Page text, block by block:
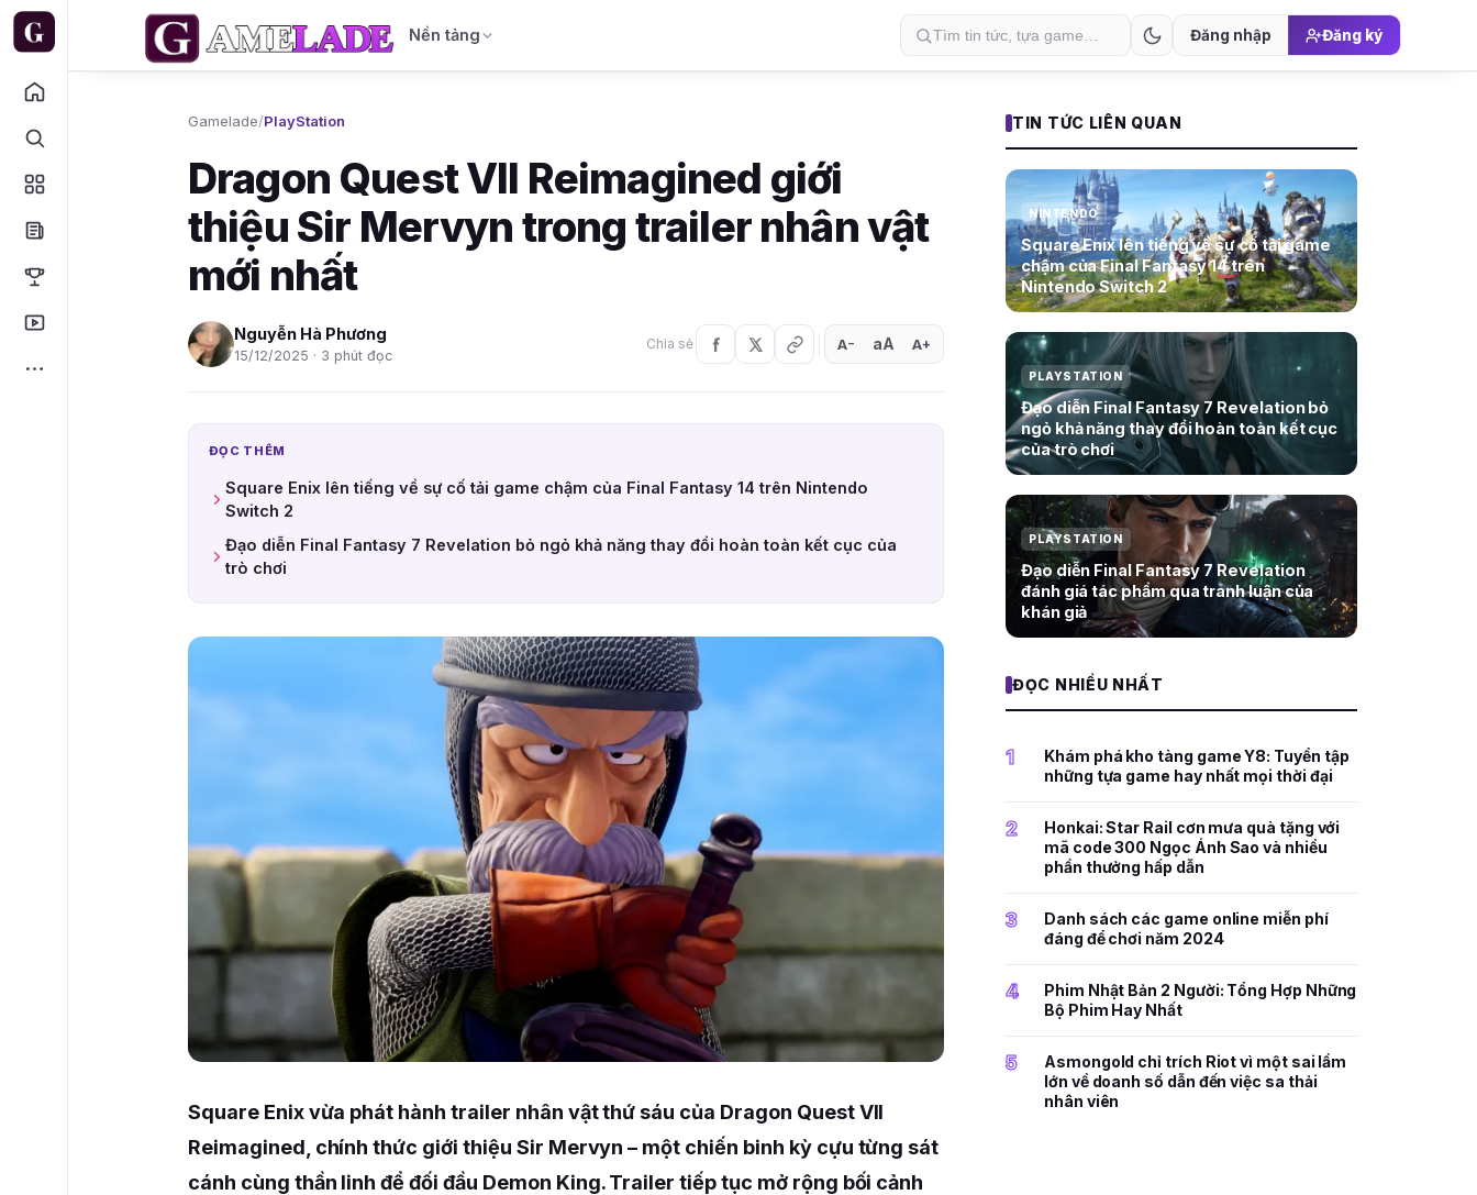
Nền tảng Đăng nhập Đăng ký
Gamelade/PlayStation
Dragon Quest VII Reimagined giới
thiệu Sir Mervyn trong trailer nhân vật
mới nhất
Nguyễn Hà Phương
15/12/2025 · 3 phút đọc
Chia sẻ A− aA A+
ĐỌC THÊM
Square Enix lên tiếng về sự cố tải game chậm của Final Fantasy 14 trên Nintendo
Switch 2
Đạo diễn Final Fantasy 7 Revelation bỏ ngỏ khả năng thay đổi hoàn toàn kết cục của
trò chơi
Square Enix vừa phát hành trailer nhân vật thứ sáu của Dragon Quest VII
Reimagined, chính thức giới thiệu Sir Mervyn – một chiến binh kỳ cựu từng sát
cánh cùng thần linh để đối đầu Demon King. Trailer tiếp tục mở rộng bối cảnh
TIN TỨC LIÊN QUAN
NINTENDO
Square Enix lên tiếng về sự cố tải game
chậm của Final Fantasy 14 trên
Nintendo Switch 2
PLAYSTATION
Đạo diễn Final Fantasy 7 Revelation bỏ
ngỏ khả năng thay đổi hoàn toàn kết cục
của trò chơi
PLAYSTATION
Đạo diễn Final Fantasy 7 Revelation
đánh giá tác phẩm qua tranh luận của
khán giả
ĐỌC NHIỀU NHẤT
1
Khám phá kho tàng game Y8: Tuyển tập
những tựa game hay nhất mọi thời đại
2
Honkai: Star Rail cơn mưa quà tặng với
mã code 300 Ngọc Ánh Sao và nhiều
phần thưởng hấp dẫn
3
Danh sách các game online miễn phí
đáng để chơi năm 2024
4
Phim Nhật Bản 2 Người: Tổng Hợp Những
Bộ Phim Hay Nhất
5
Asmongold chỉ trích Riot vì một sai lầm
lớn về doanh số dẫn đến việc sa thải
nhân viên